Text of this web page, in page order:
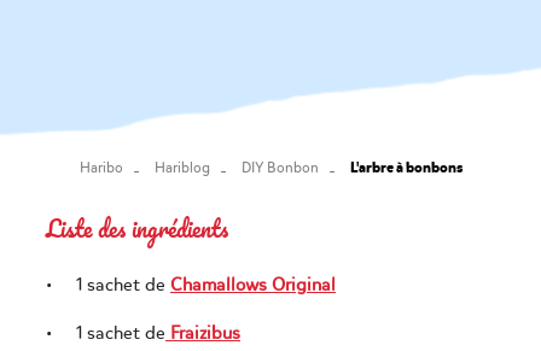
Haribo Hariblog DIY Bonbon L'arbre à bonbons
Liste des ingrédients
• 1 sachet de Chamallows Original
• 1 sachet de Fraizibus